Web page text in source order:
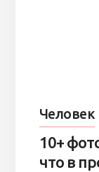
Человек
10+
что в